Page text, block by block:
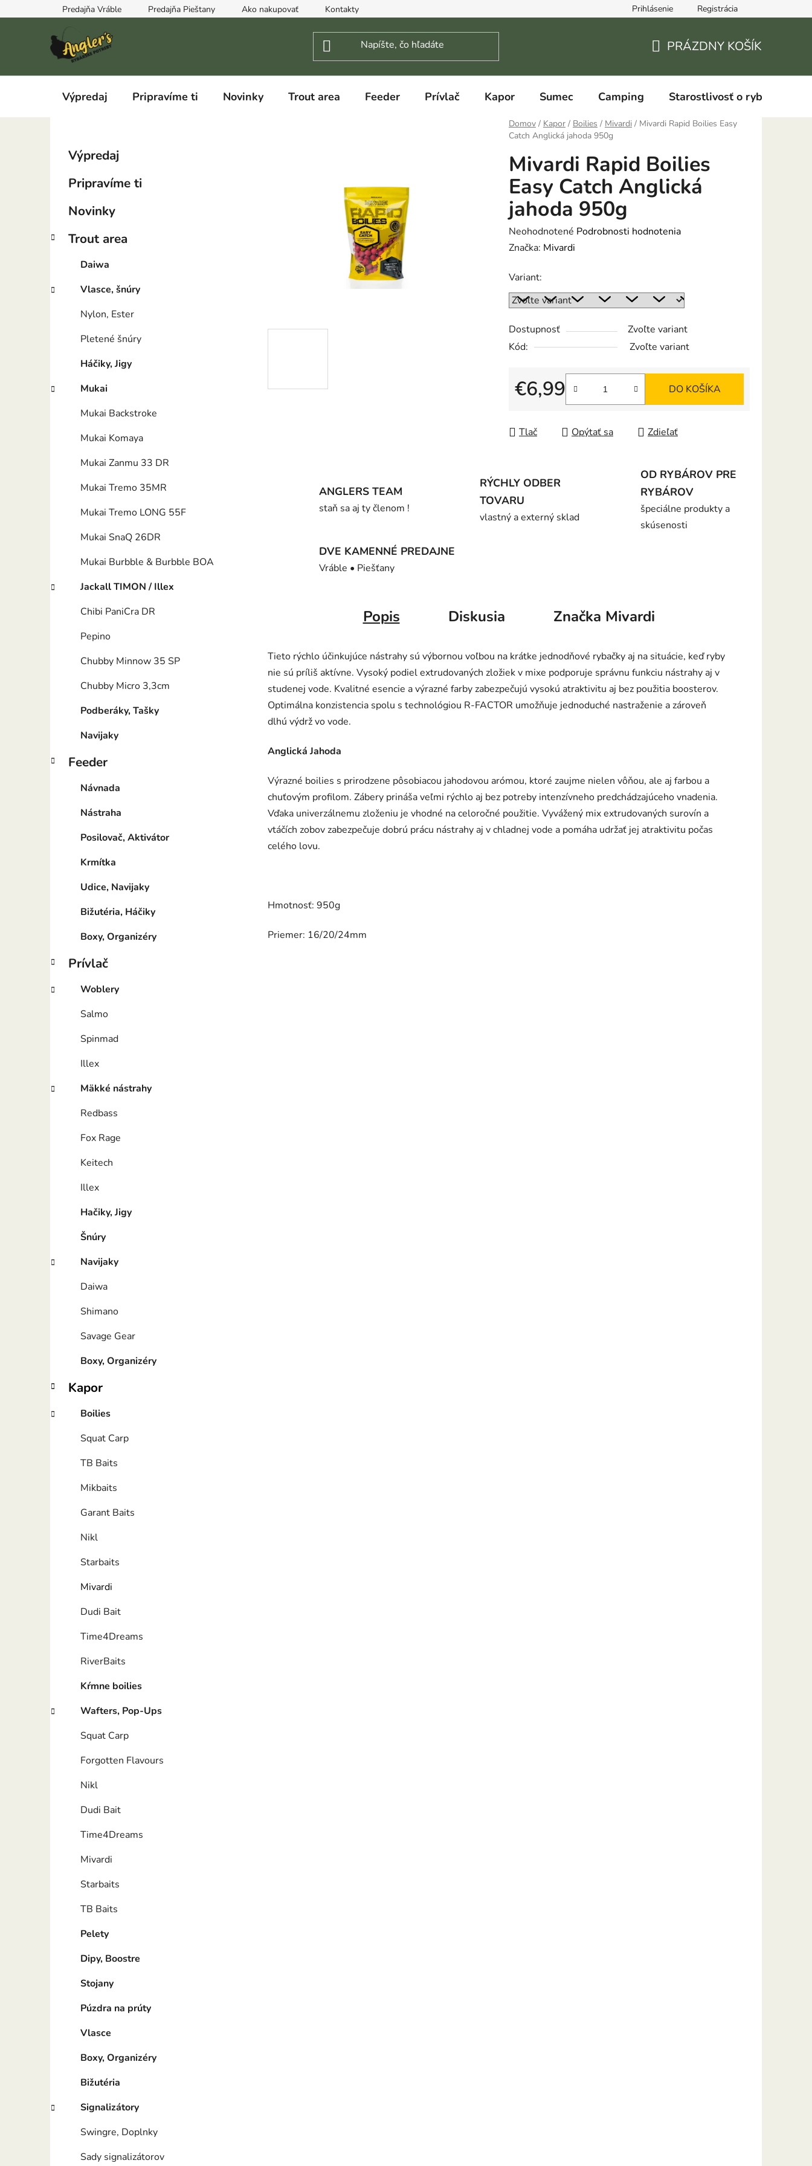
na
Predajňa Vráble Predajňa Pieštany Ako nakupovať Kontakty Prihlásenie Registrácia
KOŠÍK
PRÁZDNY KOŠÍK
Výpredaj Pripravíme ti Novinky Trout area Feeder Prívlač Kapor Sumec Camping Starostlivosť o ryby
Domov / Kapor / Boilies / Mivardi / Mivardi Rapid Boilies Easy
Catch Anglická jahoda 950g
a
l
Preskočiť
kategórie
i
Výpredaj
Pripravíme ti
Novinky
Trout area
Daiwa
Vlasce, šnúry
Nylon, Ester
Pletené šnúry
Háčiky, Jigy
Mukai
Mukai Backstroke
Mukai Komaya
Mukai Zanmu 33 DR
Mukai Tremo 35MR
Mukai Tremo LONG 55F
Mukai SnaQ 26DR
Mukai Burbble & Burbble BOA
Jackall TIMON / Illex
Chibi PaniCra DR
Pepino
Chubby Minnow 35 SP
Chubby Micro 3,3cm
Podberáky, Tašky
Navijaky
Feeder
Návnada
Nástraha
Posilovač, Aktivátor
Krmítka
Udice, Navijaky
Bižutéria, Háčiky
Boxy, Organizéry
Prívlač
Woblery
Salmo
Spinmad
Illex
Mäkké nástrahy
Redbass
Fox Rage
Keitech
Illex
Hačiky, Jigy
Šnúry
Navijaky
Daiwa
Shimano
Savage Gear
Boxy, Organizéry
Kapor
Boilies
Squat Carp
TB Baits
Mikbaits
Garant Baits
Nikl
Starbaits
Mivardi
Dudi Bait
Time4Dreams
RiverBaits
Kŕmne boilies
Wafters, Pop-Ups
Squat Carp
Forgotten Flavours
Nikl
Dudi Bait
Time4Dreams
Mivardi
Starbaits
TB Baits
Pelety
Dipy, Boostre
Stojany
Púzdra na prúty
Vlasce
Boxy, Organizéry
Bižutéria
Signalizátory
Swingre, Doplnky
Sady signalizátorov
Mivardi Rapid Boilies
Easy Catch Anglická
jahoda 950g
Priemerné
hodnotenie
je
0,0
z
5
hviezdičiek.
Neohodnotené Podrobnosti hodnotenia
Značka: Mivardi
Variant:
Dostupnosť
Zvoľte variant
Kód:
Zvoľte variant
€6,99
Jednotková cena:
DO KOŠÍKA
Tlač Opýtať sa Zdieľať
ANGLERS TEAM
staň sa aj ty členom !
RÝCHLY ODBER
TOVARU
vlastný a externý sklad
OD RYBÁROV PRE
RYBÁROV
špeciálne produkty a
skúsenosti
DVE KAMENNÉ PREDAJNE
Vráble • Piešťany
Popis Diskusia Značka Mivardi
Tieto rýchlo účinkujúce nástrahy sú výbornou voľbou na krátke jednodňové rybačky aj na situácie, keď ryby
nie sú príliš aktívne. Vysoký podiel extrudovaných zložiek v mixe podporuje správnu funkciu nástrahy aj v
studenej vode. Kvalitné esencie a výrazné farby zabezpečujú vysokú atraktivitu aj bez použitia boosterov.
Optimálna konzistencia spolu s technológiou R-FACTOR umožňuje jednoduché nastraženie a zároveň
dlhú výdrž vo vode.
Anglická Jahoda
Výrazné boilies s prirodzene pôsobiacou jahodovou arómou, ktoré zaujme nielen vôňou, ale aj farbou a
chuťovým profilom. Zábery prináša veľmi rýchlo aj bez potreby intenzívneho predchádzajúceho vnadenia.
Vďaka univerzálnemu zloženiu je vhodné na celoročné použitie. Vyvážený mix extrudovaných surovín a
vtáčích zobov zabezpečuje dobrú prácu nástrahy aj v chladnej vode a pomáha udržať jej atraktivitu počas
celého lovu.
Hmotnosť: 950g
Priemer: 16/20/24mm